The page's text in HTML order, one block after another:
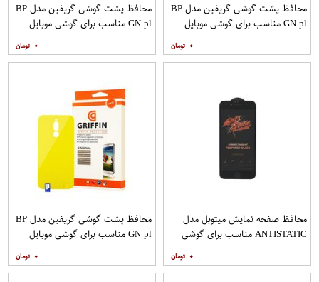
محافظ پشت گوشی گریفین مدل BP
GN pl مناسب برای گوشی موبایل
۰
محافظ پشت گوشی گریفین مدل BP
GN pl مناسب برای گوشی موبایل
۰
محافظ صفحه نمایش میتوبل مدل
ANTISTATIC مناسب برای گوشی
۰
محافظ پشت گوشی گریفین مدل BP
GN pl مناسب برای گوشی موبایل
۰